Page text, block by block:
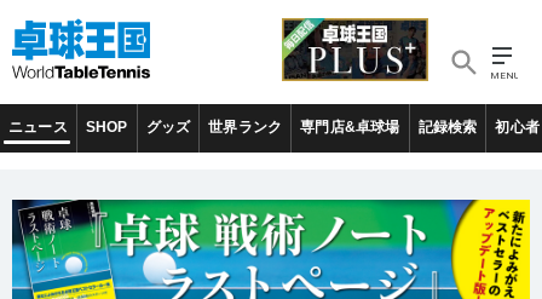
ニュース SHOP グッズ 世界ランク 専門店&卓球場 記録検索 初心者